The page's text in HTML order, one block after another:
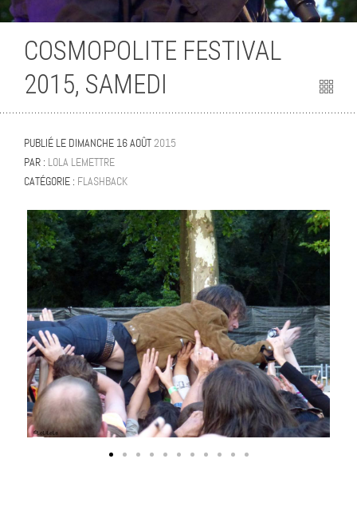
Flashback
COSMOPOLITE FESTIVAL
2015, SAMEDI
PUBLIÉ LE DIMANCHE 16 AOÛT 2015
PAR : LOLA LEMETTRE
CATÉGORIE : FLASHBACK